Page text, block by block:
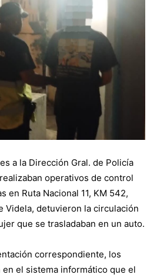
a la Dirección Gral. de Policía
operativos de control
en Ruta Nacional 11, KM 542,
Videla, detuvieron la circulación
que se trasladaban en un auto.
correspondiente, los
el sistema informático que el